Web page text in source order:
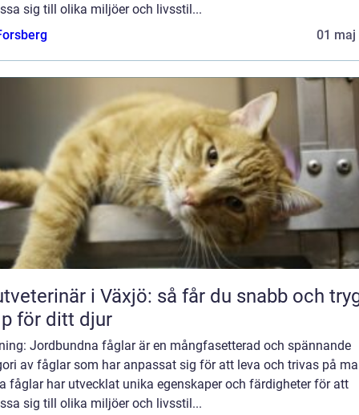
sig till olika miljöer och livsstil...
01 maj
i Växjö: så får du snabb och
för ditt djur
Jordbundna fåglar är en mångfasetterad och spännande
av fåglar som har anpassat sig för att leva och trivas på
fåglar har utvecklat unika egenskaper och färdigheter för att
sig till olika miljöer och livsstil...